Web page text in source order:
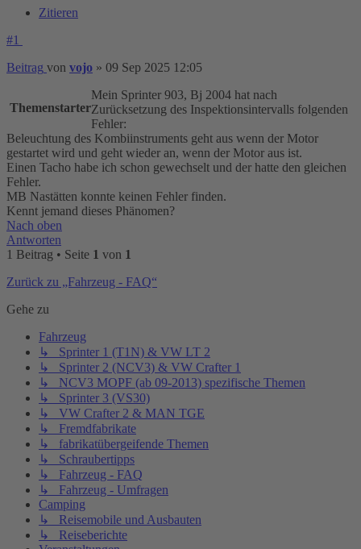
Zitieren
#1
Beitrag von vojo » 09 Sep 2025 12:05
Themenstarter
Mein Sprinter 903, Bj 2004 hat nach
Zurücksetzung des Inspektionsintervalls folgenden
Fehler:
Beleuchtung des Kombiinstruments geht aus wenn der Motor
gestartet wird und geht wieder an, wenn der Motor aus ist.
Einen Tacho habe ich schon gewechselt und der hatte den gleichen
Fehler.
MB Nastätten konnte keinen Fehler finden.
Kennt jemand dieses Phänomen?
Nach oben
Antworten
1 Beitrag • Seite 1 von 1
Zurück zu „Fahrzeug - FAQ“
Gehe zu
Fahrzeug
↳ Sprinter 1 (T1N) & VW LT 2
↳ Sprinter 2 (NCV3) & VW Crafter 1
↳ NCV3 MOPF (ab 09-2013) spezifische Themen
↳ Sprinter 3 (VS30)
↳ VW Crafter 2 & MAN TGE
↳ Fremdfabrikate
↳ fabrikatübergeifende Themen
↳ Schraubertipps
↳ Fahrzeug - FAQ
↳ Fahrzeug - Umfragen
Camping
↳ Reisemobile und Ausbauten
↳ Reiseberichte